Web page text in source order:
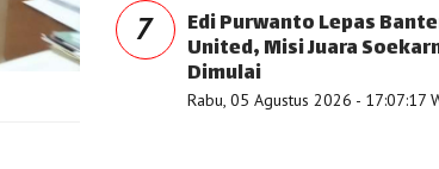
7 Edi Purwanto Lepas
United, Misi Juara
Dimulai
Rabu, 05 Agustus 2026 - 17:07:17